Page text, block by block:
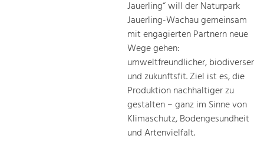
Steigerung regionaler Wertschöpfung
Jauerling“ will der Naturpark
Jauerling-Wachau gemeinsam
mit engagierten Partnern neue
Wege gehen:
umweltfreundlicher, biodiverser
und zukunftsfit. Ziel ist es, die
Produktion nachhaltiger zu
gestalten – ganz im Sinne von
Klimaschutz, Bodengesundheit
und Artenvielfalt.